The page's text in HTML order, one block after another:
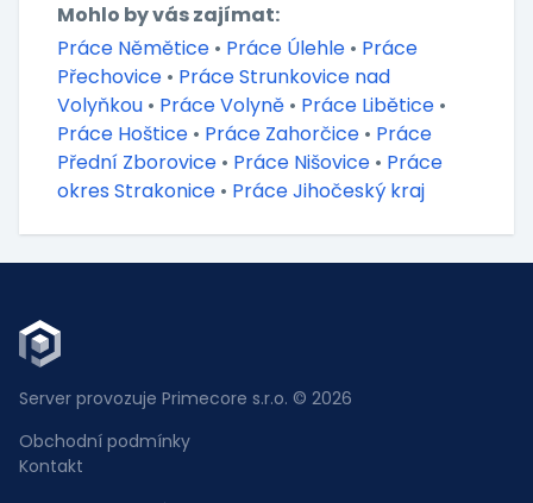
Mohlo by vás zajímat:
Práce Němětice • Práce Úlehle • Práce
Přechovice • Práce Strunkovice nad
Volyňkou • Práce Volyně • Práce Libětice •
Práce Hoštice • Práce Zahorčice • Práce
Přední Zborovice • Práce Nišovice • Práce
okres Strakonice • Práce Jihočeský kraj
Server provozuje Primecore s.r.o. © 2026
Obchodní podmínky
Kontakt